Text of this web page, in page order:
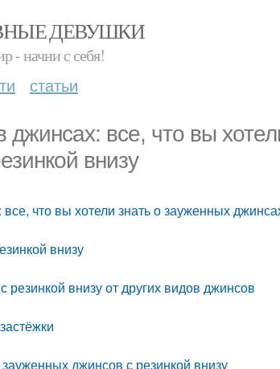
ДЕВУШКИ
- начни с себя!
статьи
джинсах: все, что вы
внизу
что вы хотели знать о зауженных
внизу
внизу от других видов джинсов
джинсов с резинкой внизу